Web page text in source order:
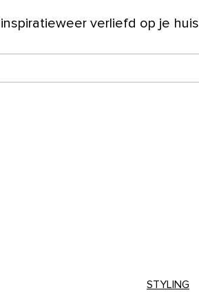
inspiratieweer verliefd op je huis
STYLING